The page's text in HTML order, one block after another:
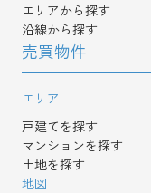
エリアから探す
沿線から探す
売買物件
エリア
戸建てを探す
マンションを探す
土地を探す
地図